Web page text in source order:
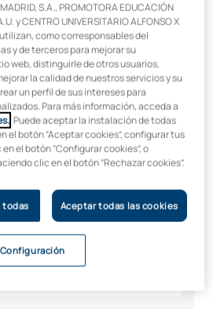
a tus ideas, con el respaldo del
de empresas como
que ya cuentan con un espacio
a la innovación y el desarrollo
más? Te
son obligatorios
S.A., PROMOTORA EDUCACIÓN
y CENTRO UNIVERSITARIO ALFONSO X
utilizan, como corresponsables del
y de terceros para mejorar su
web, distinguirle de otros usuarios,
la calidad de nuestros servicios y su
un perfil de sus intereses para
Para más información, acceda a
. Puede aceptar la instalación de todas
el botón “Aceptar cookies”, configurar tus
el botón “Configurar cookies”, o
clic en el botón “Rechazar cookies”.
todas Aceptar todas las cookies
Configuración